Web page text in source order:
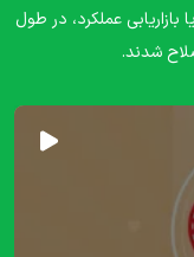
عملکرد، در طول
شدند.